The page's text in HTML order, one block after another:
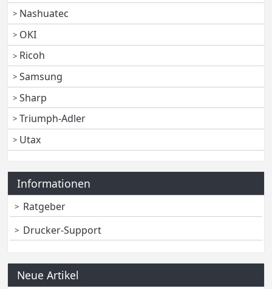
Nashuatec
OKI
Ricoh
Samsung
Sharp
Triumph-Adler
Utax
Informationen
Ratgeber
Drucker-Support
Neue Artikel